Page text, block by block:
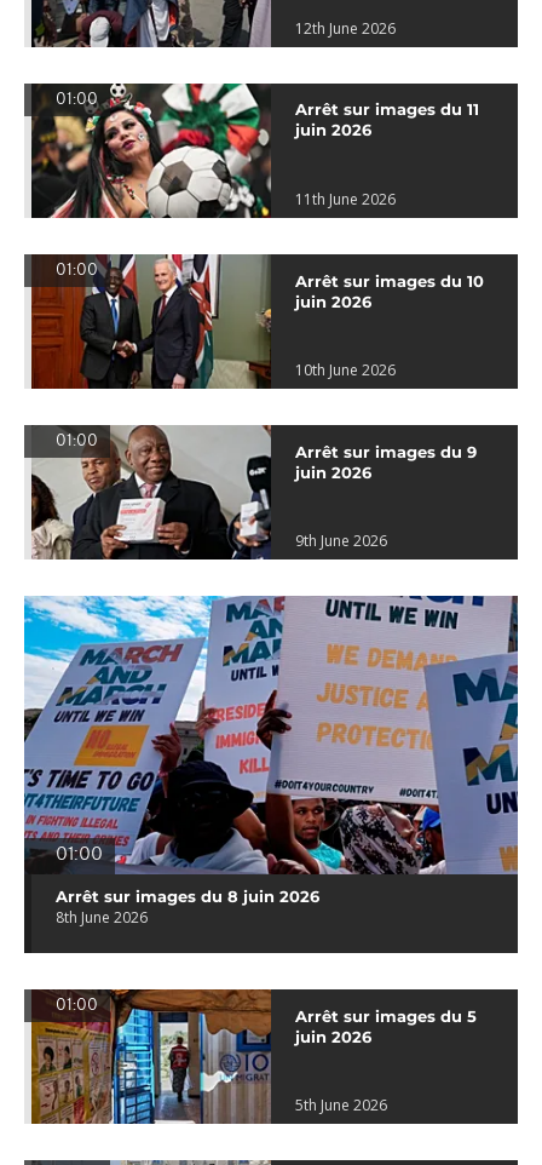
12th June 2026
01:00
Arrêt sur images du 11
juin 2026
11th June 2026
01:00
Arrêt sur images du 10
juin 2026
10th June 2026
01:00
Arrêt sur images du 9
juin 2026
9th June 2026
01:00
Arrêt sur images du 8 juin 2026
8th June 2026
01:00
Arrêt sur images du 5
juin 2026
5th June 2026